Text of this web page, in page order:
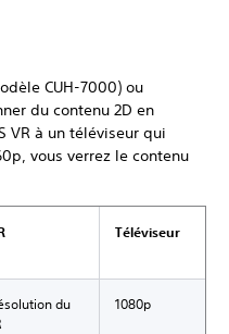
CUH-7000) ou
du contenu 2D en
VR à un téléviseur qui
vous verrez le contenu
Téléviseur
du
1080p